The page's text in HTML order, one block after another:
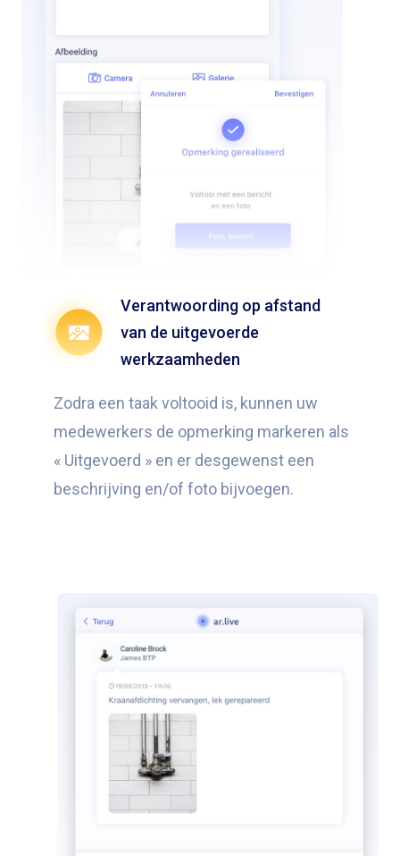
Verantwoording op afstand
van de uitgevoerde
werkzaamheden
Zodra een taak voltooid is, kunnen uw
medewerkers de opmerking markeren als
« Uitgevoerd » en er desgewenst een
beschrijving en/of foto bijvoegen.